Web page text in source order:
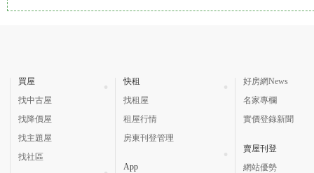
買屋
找中古屋
找降價屋
找主題屋
找社區
快租
找租屋
租屋行情
房東刊登管理
App
好房網News
名家專欄
實價登錄新聞
賣屋刊登
網站優勢